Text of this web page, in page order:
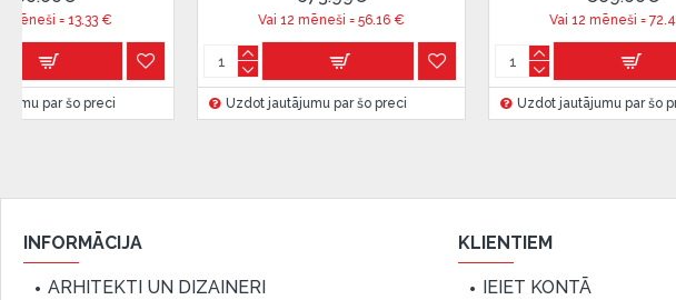
līgumā.
Papildu informācija:
Pirms kredīta noformēšanas, lūdzam iepazīties ar preču piegādes
kā arīgarantijas un atgriesanas noteikumiem.
iespējas.
Vai 12 mēneši =
Uzdot jautājumu par šo preci
Vai 12 mēneši =
Uzdot jautājumu par šo preci
Vai
Uzdot
INFORMĀCIJA
ARHITEKTI UN DIZAINERI
KLIENTIEM
IEIET KONTĀ